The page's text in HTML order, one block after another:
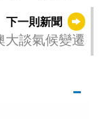
下一則新聞
大談氣候變遷